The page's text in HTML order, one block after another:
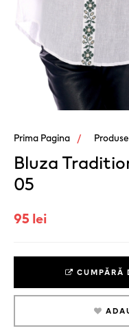
Prima Pagina Produse
Bluza
05
95 lei
CUMPĂRĂ